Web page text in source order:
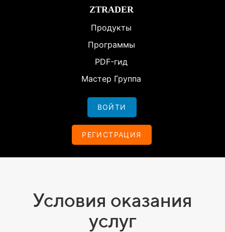
ZTRADER
Продукты
Программы
PDF-гид
Мастер Группа
ВОЙТИ
РЕГИСТРАЦИЯ
Условия оказания
услуг